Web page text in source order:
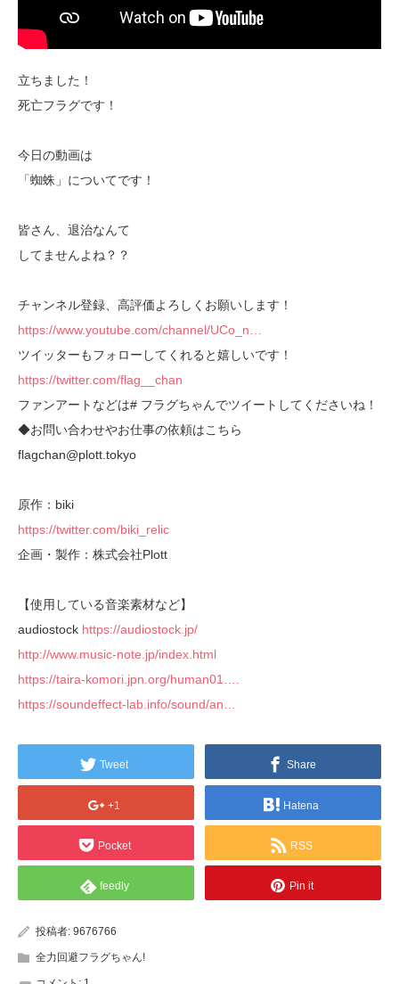
立ちました！
死亡フラグです！
今日の動画は
「蜘蛛」についてです！
皆さん、退治なんて
してませんよね？？
チャンネル登録、高評価よろしくお願いします！
https://www.youtube.com/channel/UCo_n…
ツイッターもフォローしてくれると嬉しいです！
https://twitter.com/flag__chan
ファンアートなどは# フラグちゃんでツイートしてくださいね！
◆お問い合わせやお仕事の依頼はこちら
flagchan@plott.tokyo
原作：biki
https://twitter.com/biki_relic
企画・製作：株式会社Plott
【使用している音楽素材など】
audiostock https://audiostock.jp/
http://www.music-note.jp/index.html
https://taira-komori.jpn.org/human01….
https://soundeffect-lab.info/sound/an…
Tweet Share
+1 Hatena
Pocket RSS
feedly Pin it
投稿者: 9676766
全力回避フラグちゃん!